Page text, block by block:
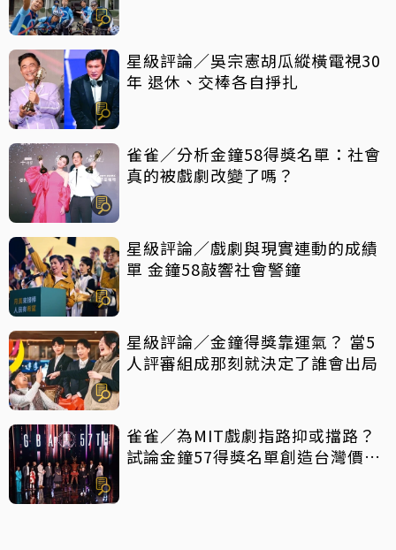
星級評論／吳宗憲胡瓜縱橫電視30
年 退休、交棒各自掙扎
雀雀／分析金鐘58得獎名單：社會
真的被戲劇改變了嗎？
星級評論／戲劇與現實連動的成績
單 金鐘58敲響社會警鐘
星級評論／金鐘得獎靠運氣？ 當5
人評審組成那刻就決定了誰會出局
雀雀／為MIT戲劇指路抑或擋路？
試論金鐘57得獎名單創造台灣價值